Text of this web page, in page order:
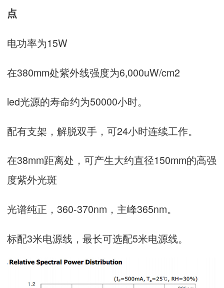
点
电功率为15W
在380mm处紫外线强度为6,000uW/cm2
led光源的寿命约为50000小时。
配有支架，解脱双手，可24小时连续工作。
在38mm距离处，可产生大约直径150mm的高强
度紫外光斑
光谱纯正，360-370nm，主峰365nm。
标配3米电源线，最长可选配5米电源线。